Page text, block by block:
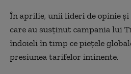
În aprilie, unii lideri de opinie
care au susţinut campania lui
îndoieli în timp ce pieţele
presiunea tarifelor iminente.